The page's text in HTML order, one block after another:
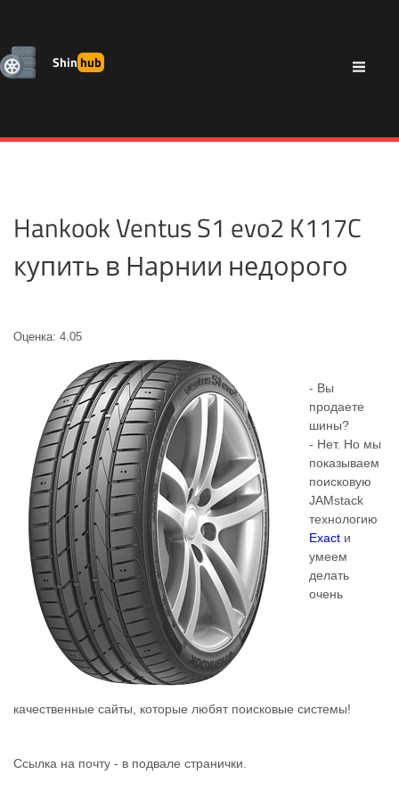
Shinhub
Hankook Ventus S1 evo2 K117C
купить в Нарнии недорого
Оценка: 4.05
- Вы
продаете
шины?
- Нет. Но мы
показываем
поисковую
JAMstack
технологию
Exact и
умеем
делать
очень
качественные сайты, которые любят поисковые системы!
Ссылка на почту - в подвале странички.